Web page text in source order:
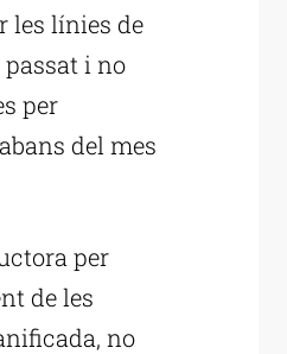
les línies de
passat i no
per
del mes
per
de les
no